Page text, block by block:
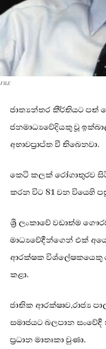
FILE
ජාත්‍යන්තර කීර්තියට පත්
ජනමාධ්‍යවේදියකු වූ
අභාවප්‍රාප්ත වී තිබෙනවා.
කෙටි කලක් රෝගාතුරව
කරන විට 81 වන වියෙහි
ශ්‍රී ලංකාවේ වඩාත්ම
මාධ්‍යවේදීන්ගෙන් එක්
ආරක්ෂක විශ්ලේෂකයෙකු
කළා.
ජාතික ආරක්ෂාව,රාජ්‍ය
සමාජයට බලපාන
ප්‍රධාන මාතෘකා වුණා.